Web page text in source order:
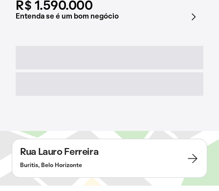
R$ 1.590.000
Entenda se é um bom negócio
Rua Lauro Ferreira
Buritis, Belo Horizonte